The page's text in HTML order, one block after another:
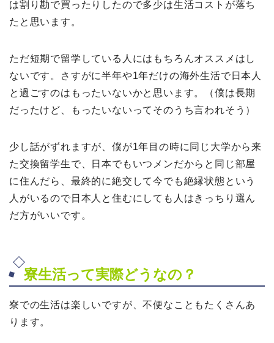
は割り勘で買ったりしたので多少は生活コストが落ち
たと思います。
ただ短期で留学している人にはもちろんオススメはし
ないです。さすがに半年や1年だけの海外生活で日本人
と過ごすのはもったいないかと思います。（僕は長期
だったけど、もったいないってそのうち言われそう）
少し話がずれますが、僕が1年目の時に同じ大学から来
た交換留学生で、日本でもいつメンだからと同じ部屋
に住んだら、最終的に絶交して今でも絶縁状態という
人がいるので日本人と住むにしても人はきっちり選ん
だ方がいいです。
寮生活って実際どうなの？
寮での生活は楽しいですが、不便なこともたくさんあ
ります。